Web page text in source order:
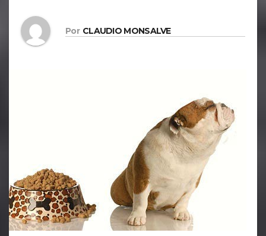
Por CLAUDIO MONSALVE